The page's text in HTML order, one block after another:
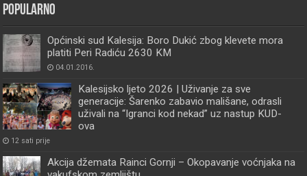
Popularno
Općinski sud Kalesija: Boro Dukić zbog klevete mora
platiti Peri Radiću 2630 KM
04.01.2016.
Kalesijsko ljeto 2026 | Uživanje za sve
generacije: Šarenko zabavio mališane, odrasli
uživali na “Igranci kod nekad” uz nastup KUD-
ova
12 sati prije
Akcija džemata Rainci Gornji – Okopavanje voćnjaka na